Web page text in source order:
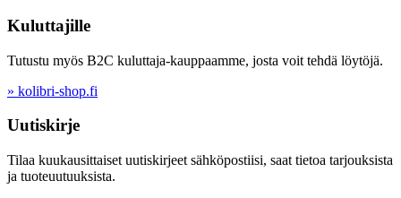
Kuluttajille
Tutustu myös B2C kuluttaja-kauppaamme, josta voit tehdä löytöjä.
» kolibri-shop.fi
Uutiskirje
Tilaa kuukausittaiset uutiskirjeet sähköpostiisi, saat tietoa tarjouksista
ja tuoteuutuuksista.